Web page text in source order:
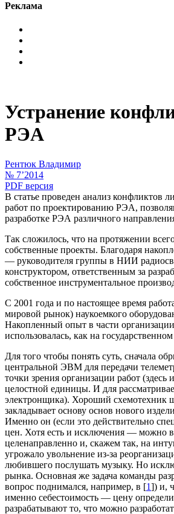
Реклама
Устранение
РЭА
Рентюк Владимир
№ 7’2014
PDF версия
В статье проведен анализ конфликтов
работ по проектированию РЭА,
разработке РЭА различного
Так сложилось, что на протяжении
собственные проекты. Благодаря
— руководителя группы в НИИ
конструктором, ответственным за
собственное инструментальное
С 2001 года и по настоящее время
мировой рынок) наукоемкого
Накопленный опыт в части
использовалась, как на
Для того чтобы понять суть, сначала
центральной ЭВМ для передачи
точки зрения организации работ
целостной единицы. И для
электронщика). Хороший схемотехник
закладывает основу основ нового
Именно он (если это действительно
цен. Хотя есть и исключения — можно
целенаправленно и, скажем так, на
угрожало увольнение из-за
любившего послушать музыку. Но
рынка. Основная же задача команды
вопрос поднимался, например, в [1]) и,
именно себестоимость — цену
разрабатывают то, что можно